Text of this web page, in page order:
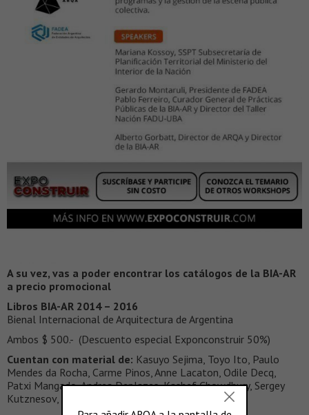
A su vez, vas a poder encontrar los catálogos de la BIA-AR
a precio promocional
Libros BIA-AR 2014 – 2016
Bienal Internacional de Arquitectura de Argentina
Ambos $ 500.- (Descuento especial Exponconstruir 50%)
Cuentan con material de: Kasuyo Sejima, Toyo Ito, Paulo
Mendes da Rocha, Carme Pinos, Anne Lacaton, Odile Decq,
Patxi Mangado, Andrea Deplazes, Kashef Chowdhury, Sergey
Kutznesov, Deyan Sudjic